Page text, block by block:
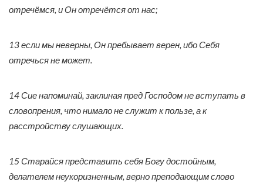
отречёмся, и Он отречётся от нас;
13 если мы неверны, Он пребывает верен, ибо Себя
отречься не может.
14 Сие напоминай, заклиная пред Господом не вступать в
словопрения, что нимало не служит к пользе, а к
расстройству слушающих.
15 Старайся представить себя Богу достойным,
делателем неукоризненным, верно преподающим слово